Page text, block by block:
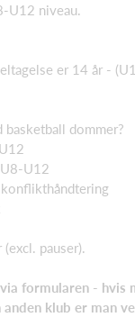
U12 niveau.
er 14 år -
basketball dommer?
U12
pauser).
formularen - hvis
klub er man